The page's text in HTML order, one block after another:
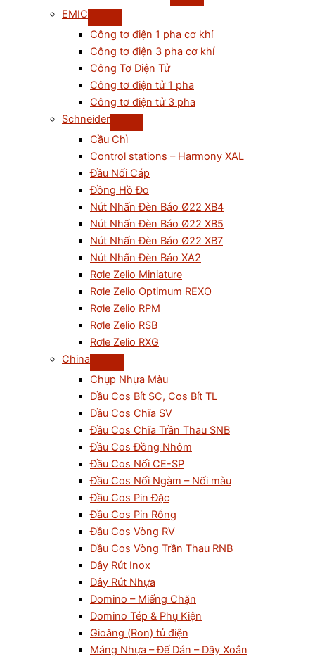
EMIC
Công tơ điện 1 pha cơ khí
Công tơ điện 3 pha cơ khí
Công Tơ Điện Tử
Công tơ điện tử 1 pha
Công tơ điện tử 3 pha
Schneider
Cầu Chì
Control stations – Harmony XAL
Đầu Nối Cáp
Đồng Hồ Đo
Nút Nhấn Đèn Báo Ø22 XB4
Nút Nhấn Đèn Báo Ø22 XB5
Nút Nhấn Đèn Báo Ø22 XB7
Nút Nhấn Đèn Báo XA2
Rơle Zelio Miniature
Rơle Zelio Optimum REXO
Rơle Zelio RPM
Rơle Zelio RSB
Rơle Zelio RXG
China
Chụp Nhựa Màu
Đầu Cos Bít SC, Cos Bít TL
Đầu Cos Chĩa SV
Đầu Cos Chĩa Trần Thau SNB
Đầu Cos Đồng Nhôm
Đầu Cos Nối CE-SP
Đầu Cos Nối Ngàm – Nối màu
Đầu Cos Pin Đặc
Đầu Cos Pin Rỗng
Đầu Cos Vòng RV
Đầu Cos Vòng Trần Thau RNB
Dây Rút Inox
Dây Rút Nhựa
Domino – Miếng Chặn
Domino Tép & Phụ Kiện
Gioăng (Ron) tủ điện
Máng Nhựa – Đế Dán – Dây Xoắn